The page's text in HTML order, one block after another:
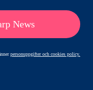
News
personuppgifter och cookies policy.